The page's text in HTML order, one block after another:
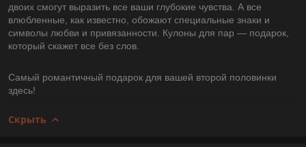
двоих смогут выразить все ваши глубокие чувства. А все
влюбленные, как известно, обожают специальные знаки и
символы любви и привязанности. Кулоны для пар ― подарок,
который скажет все без слов.
Самый романтичный подарок для вашей второй половинки
здесь!
Скрыть